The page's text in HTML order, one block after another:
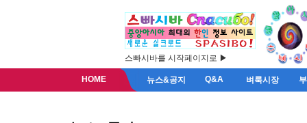
스빠시바를 시작페이지로 ▶
HOME 뉴스&공지 Q&A 벼룩시장